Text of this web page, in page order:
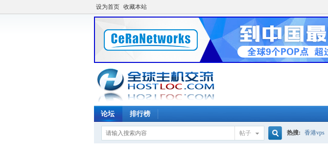
设为首页 收藏本站
论坛 排行榜
帖子 热搜: 香港vps